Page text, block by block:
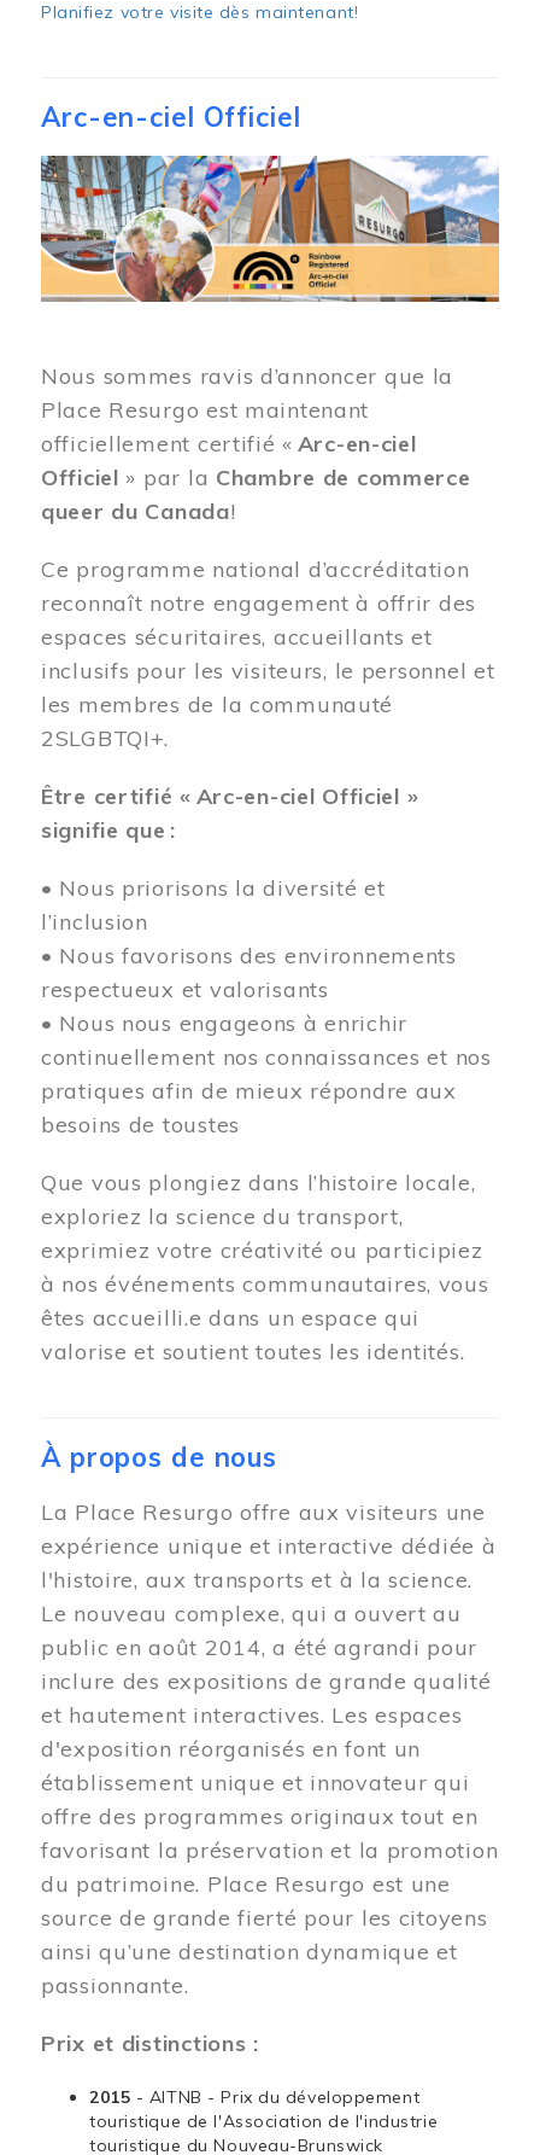
Planifiez votre visite dès maintenant!
Arc-en-ciel Officiel
Image
Nous sommes ravis d’annoncer que la
Place Resurgo est maintenant
officiellement certifié « Arc-en-ciel
Officiel » par la Chambre de commerce
queer du Canada!
Ce programme national d’accréditation
reconnaît notre engagement à offrir des
espaces sécuritaires, accueillants et
inclusifs pour les visiteurs, le personnel et
les membres de la communauté
2SLGBTQI+.
Être certifié « Arc-en-ciel Officiel »
signifie que :
• Nous priorisons la diversité et
l’inclusion
• Nous favorisons des environnements
respectueux et valorisants
• Nous nous engageons à enrichir
continuellement nos connaissances et nos
pratiques afin de mieux répondre aux
besoins de toustes
Que vous plongiez dans l’histoire locale,
exploriez la science du transport,
exprimiez votre créativité ou participiez
à nos événements communautaires, vous
êtes accueilli.e dans un espace qui
valorise et soutient toutes les identités.
À propos de nous
La Place Resurgo offre aux visiteurs une
expérience unique et interactive dédiée à
l'histoire, aux transports et à la science.
Le nouveau complexe, qui a ouvert au
public en août 2014, a été agrandi pour
inclure des expositions de grande qualité
et hautement interactives. Les espaces
d'exposition réorganisés en font un
établissement unique et innovateur qui
offre des programmes originaux tout en
favorisant la préservation et la promotion
du patrimoine. Place Resurgo est une
source de grande fierté pour les citoyens
ainsi qu’une destination dynamique et
passionnante.
Prix et distinctions :
2015 - AITNB - Prix du développement
touristique de l'Association de l'industrie
touristique du Nouveau-Brunswick